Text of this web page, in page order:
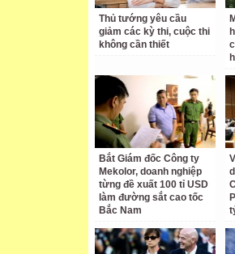
Thủ tướng yêu cầu
giảm các kỳ thi, cuộc thi
không cần thiết
Bắt Giám đốc Công ty
Mekolor, doanh nghiệp
từng đề xuất 100 tỉ USD
làm đường sắt cao tốc
Bắc Nam